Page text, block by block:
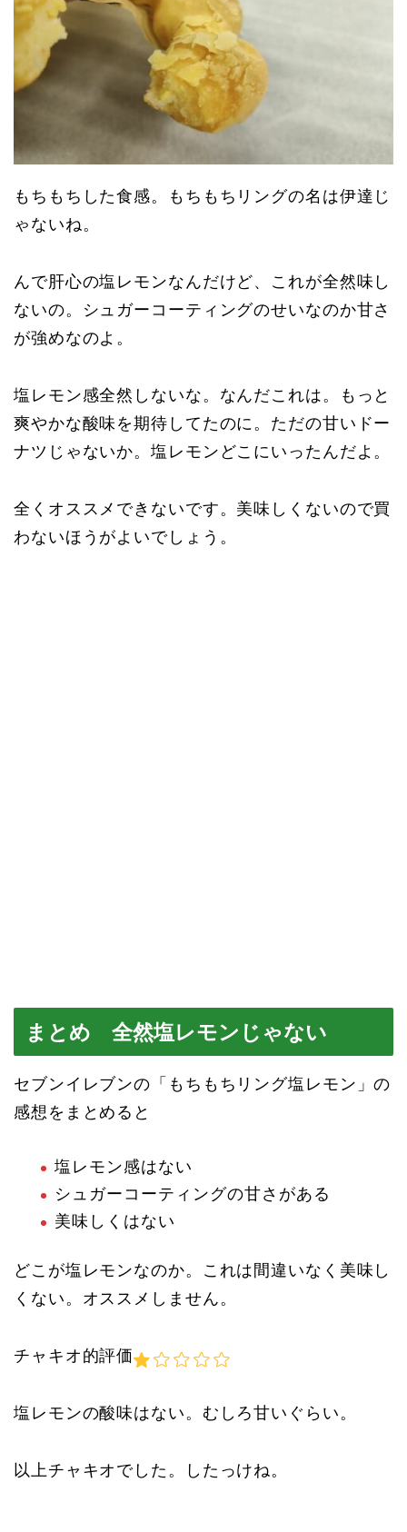
もちもちした食感。もちもちリングの名は伊達じ
ゃないね。
んで肝心の塩レモンなんだけど、これが全然味し
ないの。シュガーコーティングのせいなのか甘さ
が強めなのよ。
塩レモン感全然しないな。なんだこれは。もっと
爽やかな酸味を期待してたのに。ただの甘いドー
ナツじゃないか。塩レモンどこにいったんだよ。
全くオススメできないです。美味しくないので買
わないほうがよいでしょう。
まとめ 全然塩レモンじゃない
セブンイレブンの「もちもちリング塩レモン」の
感想をまとめると
塩レモン感はない
シュガーコーティングの甘さがある
美味しくはない
どこが塩レモンなのか。これは間違いなく美味し
くない。オススメしません。
チャキオ的評価
塩レモンの酸味はない。むしろ甘いぐらい。
以上チャキオでした。したっけね。